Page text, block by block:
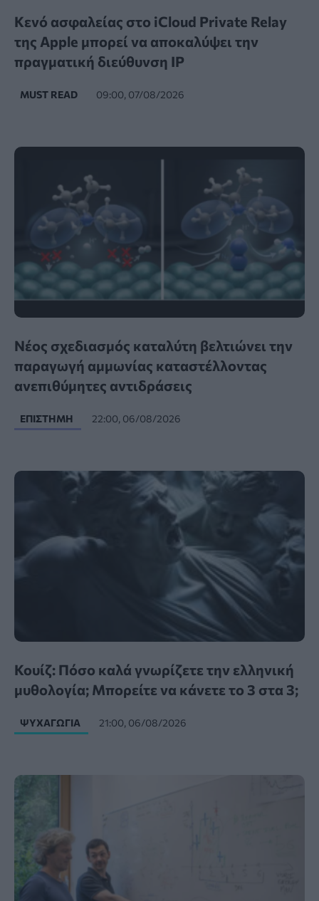
Κενό ασφαλείας στο iCloud Private Relay
της Apple μπορεί να αποκαλύψει την
πραγματική διεύθυνση IP
MUST READ 09:00, 07/08/2026
Νέος σχεδιασμός καταλύτη βελτιώνει την
παραγωγή αμμωνίας καταστέλλοντας
ανεπιθύμητες αντιδράσεις
ΕΠΙΣΤΉΜΗ 22:00, 06/08/2026
Κουίζ: Πόσο καλά γνωρίζετε την ελληνική
μυθολογία; Μπορείτε να κάνετε το 3 στα 3;
ΨΥΧΑΓΩΓΊΑ 21:00, 06/08/2026